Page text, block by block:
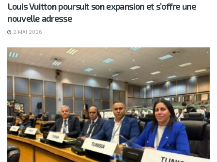
Louis Vuitton poursuit son expansion et s’offre une
nouvelle adresse
2 MAI 2026